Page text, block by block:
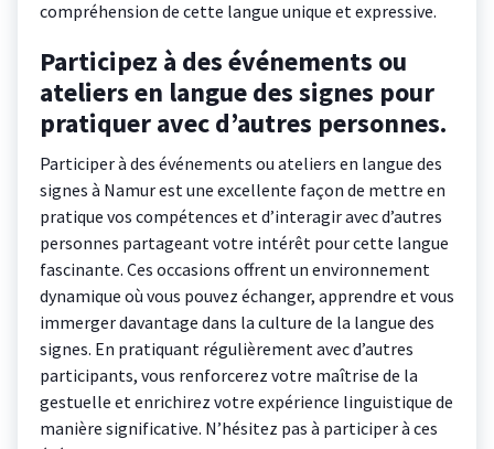
compréhension de cette langue unique et expressive.
Participez à des événements ou
ateliers en langue des signes pour
pratiquer avec d’autres personnes.
Participer à des événements ou ateliers en langue des
signes à Namur est une excellente façon de mettre en
pratique vos compétences et d’interagir avec d’autres
personnes partageant votre intérêt pour cette langue
fascinante. Ces occasions offrent un environnement
dynamique où vous pouvez échanger, apprendre et vous
immerger davantage dans la culture de la langue des
signes. En pratiquant régulièrement avec d’autres
participants, vous renforcerez votre maîtrise de la
gestuelle et enrichirez votre expérience linguistique de
manière significative. N’hésitez pas à participer à ces